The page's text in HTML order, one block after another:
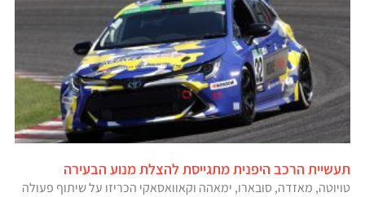
תעשיית הרכב היפנית מתגייסת להצלת מנוע הבעירה
טויוטה, מאזדה, סובארו, ימאהה וקאוואסאקי הכריזו על שיתוף פעולה